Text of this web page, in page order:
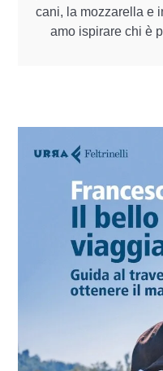
cani, la mozzarella e
amo ispirare chi è